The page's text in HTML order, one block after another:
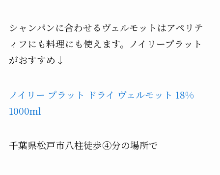
シャンパンに合わせるヴェルモットはアペリテ
ィフにも料理にも使えます。ノイリープラット
がおすすめ↓
ノイリー プラット ドライ ヴェルモット 18%
1000ml
千葉県松戸市八柱徒歩④分の場所で